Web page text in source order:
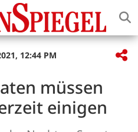
12:44 PM
müssen
einigen